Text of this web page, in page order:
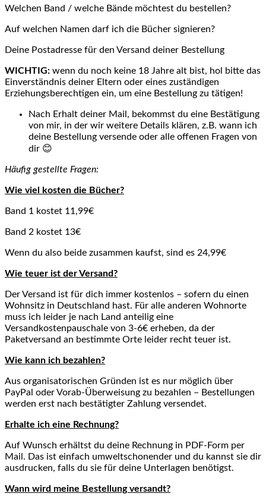
Welchen Band / welche Bände möchtest du bestellen?
Auf welchen Namen darf ich die Bücher signieren?
Deine Postadresse für den Versand deiner Bestellung
WICHTIG: wenn du noch keine 18 Jahre alt bist, hol bitte das
Einverständnis deiner Eltern oder eines zuständigen
Erziehungsberechtigen ein, um eine Bestellung zu tätigen!
Nach Erhalt deiner Mail, bekommst du eine Bestätigung
von mir, in der wir weitere Details klären, z.B. wann ich
deine Bestellung versende oder alle offenen Fragen von
dir 😊
Häufig gestellte Fragen:
Wie viel kosten die Bücher?
Band 1 kostet 11,99€
Band 2 kostet 13€
Wenn du also beide zusammen kaufst, sind es 24,99€
Wie teuer ist der Versand?
Der Versand ist für dich immer kostenlos – sofern du einen
Wohnsitz in Deutschland hast. Für alle anderen Wohnorte
muss ich leider je nach Land anteilig eine
Versandkostenpauschale von 3-6€ erheben, da der
Paketversand an bestimmte Orte leider recht teuer ist.
Wie kann ich bezahlen?
Aus organisatorischen Gründen ist es nur möglich über
PayPal oder Vorab-Überweisung zu bezahlen – Bestellungen
werden erst nach bestätigter Zahlung versendet.
Erhalte ich eine Rechnung?
Auf Wunsch erhältst du deine Rechnung in PDF-Form per
Mail. Das ist einfach umweltschonender und du kannst sie dir
ausdrucken, falls du sie für deine Unterlagen benötigst.
Wann wird meine Bestellung versandt?